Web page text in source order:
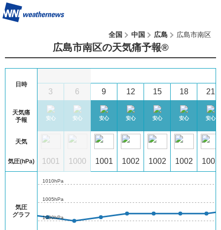
全国 中国 広島 広島市南区
広島市南区の天気痛予報®︎
日時
天気痛
予報
天気
気圧(hPa)
気圧
グラフ
安心
1002
3
安心
1001
6
安心
1000
9
安心
1001
12
安心
1002
15
安心
1002
18
安心
1002
21
安心
1002
1000hPa
1005hPa
1010hPa